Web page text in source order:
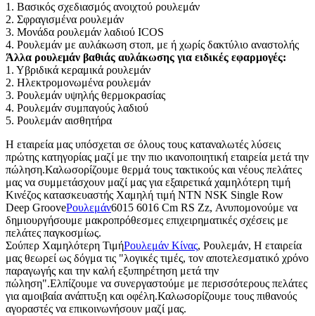
1. Βασικός σχεδιασμός ανοιχτού ρουλεμάν
2. Σφραγισμένα ρουλεμάν
3. Μονάδα ρουλεμάν λαδιού ICOS
4. Ρουλεμάν με αυλάκωση στοπ, με ή χωρίς δακτύλιο αναστολής
Άλλα ρουλεμάν βαθιάς αυλάκωσης για ειδικές εφαρμογές:
1. Υβριδικά κεραμικά ρουλεμάν
2. Ηλεκτρομονωμένα ρουλεμάν
3. Ρουλεμάν υψηλής θερμοκρασίας
4. Ρουλεμάν συμπαγούς λαδιού
5. Ρουλεμάν αισθητήρα
Η εταιρεία μας υπόσχεται σε όλους τους καταναλωτές λύσεις
πρώτης κατηγορίας μαζί με την πιο ικανοποιητική εταιρεία μετά την
πώληση.Καλωσορίζουμε θερμά τους τακτικούς και νέους πελάτες
μας να συμμετάσχουν μαζί μας για εξαιρετικά χαμηλότερη τιμή
Κινέζος κατασκευαστής Χαμηλή τιμή NTN NSK Single Row
Deep GrooveΡουλεμάν6015 6016 Cm RS Zz, Ανυπομονούμε να
δημιουργήσουμε μακροπρόθεσμες επιχειρηματικές σχέσεις με
πελάτες παγκοσμίως.
Σούπερ Χαμηλότερη ΤιμήΡουλεμάν Κίνας, Ρουλεμάν, Η εταιρεία
μας θεωρεί ως δόγμα τις "λογικές τιμές, τον αποτελεσματικό χρόνο
παραγωγής και την καλή εξυπηρέτηση μετά την
πώληση".Ελπίζουμε να συνεργαστούμε με περισσότερους πελάτες
για αμοιβαία ανάπτυξη και οφέλη.Καλωσορίζουμε τους πιθανούς
αγοραστές να επικοινωνήσουν μαζί μας.